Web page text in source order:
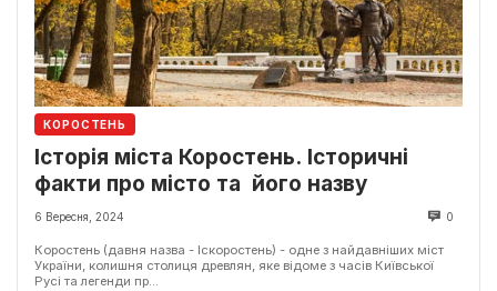
КОРОСТЕНЬ
Історія міста Коростень. Історичні
факти про місто та його назву
6 Вересня, 2024 0
Коростень (давня назва - Іскоростень) - одне з найдавніших міст
України, колишня столиця древлян, яке відоме з часів Київської
Русі та легенди пр...